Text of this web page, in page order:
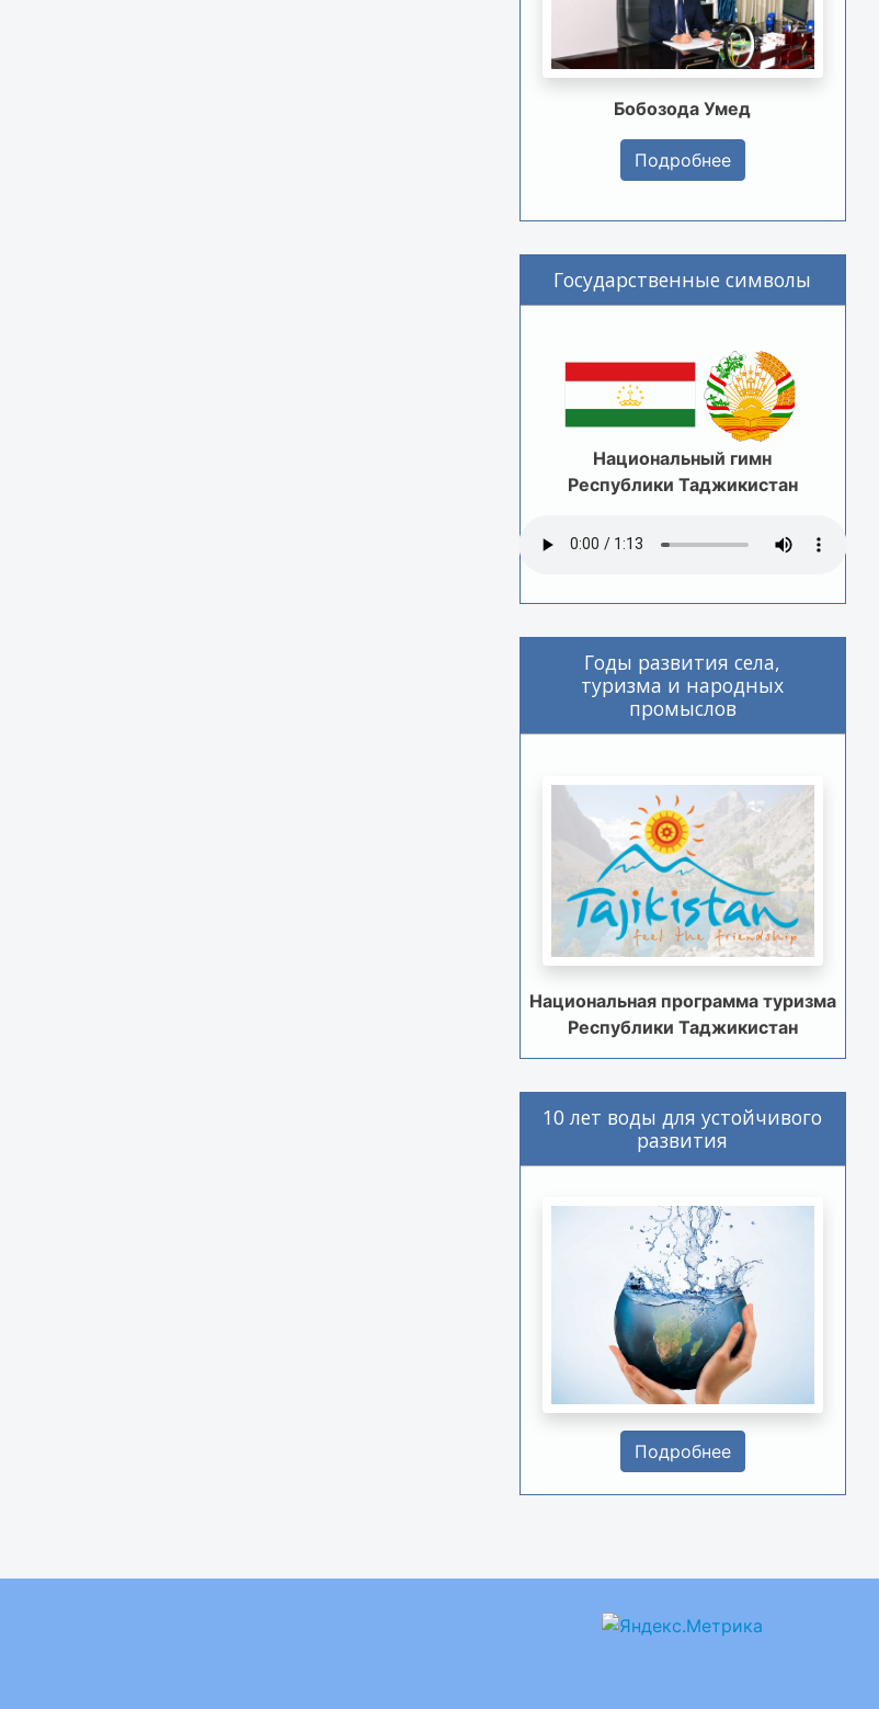
Бобозода Умед
Подробнее
Государственные символы
Национальный гимн
Республики Таджикистан
Годы развития села,
туризма и народных
промыслов
Национальная программа туризма
Республики Таджикистан
10 лет воды для устойчивого
развития
Подробнее